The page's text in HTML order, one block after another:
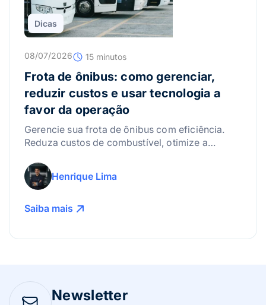
Dicas
08/07/2026 15 minutos
Frota de ônibus: como gerenciar,
reduzir custos e usar tecnologia a
favor da operação
Gerencie sua frota de ônibus com eficiência.
Reduza custos de combustível, otimize a
mais!
Henrique Lima
Saiba mais
Newsletter